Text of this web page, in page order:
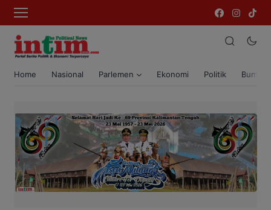
Home Nasional Parlemen Ekonomi Politik Bumi